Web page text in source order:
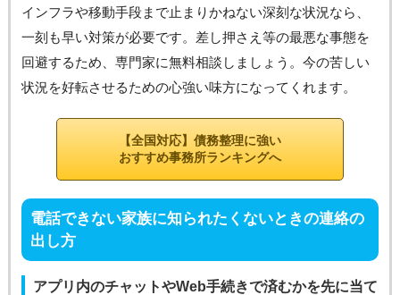
インフラや移動手段まで止まりかねない深刻な状況なら、
一刻も早い対策が必要です。差し押さえ等の最悪な事態を
回避するため、専門家に無料相談しましょう。今の苦しい
状況を好転させるための心強い味方になってくれます。
【全国対応】債務整理に強い
おすすめ事務所ランキングへ
電話できない家族に知られたくないときの連絡の
出し方
アプリ内のチャットやWeb手続きで済むかを先に当て